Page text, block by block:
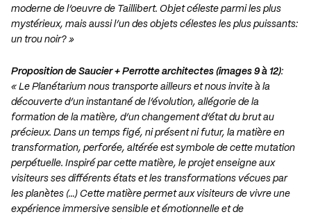
moderne de l’oeuvre de Taillibert. Objet céleste parmi les plus
mystérieux, mais aussi l’un des objets célestes les plus puissants:
un trou noir? »
Proposition de Saucier + Perrotte architectes (images 9 à 12):
« Le Planétarium nous transporte ailleurs et nous invite à la
découverte d’un instantané de l’évolution, allégorie de la
formation de la matière, d’un changement d’état du brut au
précieux. Dans un temps figé, ni présent ni futur, la matière en
transformation, perforée, altérée est symbole de cette mutation
perpétuelle. Inspiré par cette matière, le projet enseigne aux
visiteurs ses différents états et les transformations vécues par
les planètes (…) Cette matière permet aux visiteurs de vivre une
expérience immersive sensible et émotionnelle et de